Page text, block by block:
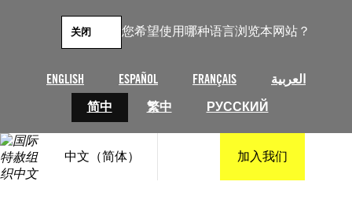
您希望使用哪种语言浏览本网站？
ENGLISH ESPAÑOL FRANÇAIS
العربية
简中
繁中 РУССКИЙ
关闭
中文（简体） 加入我们